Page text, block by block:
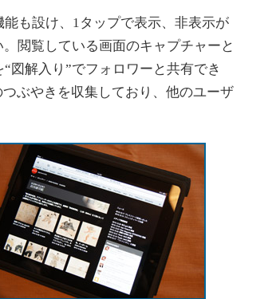
も設け、1タップで表示、非表示が
閲覧している画面のキャプチャーと
図解入り”でフォロワーと共有でき
ぶやきを収集しており、他のユーザ